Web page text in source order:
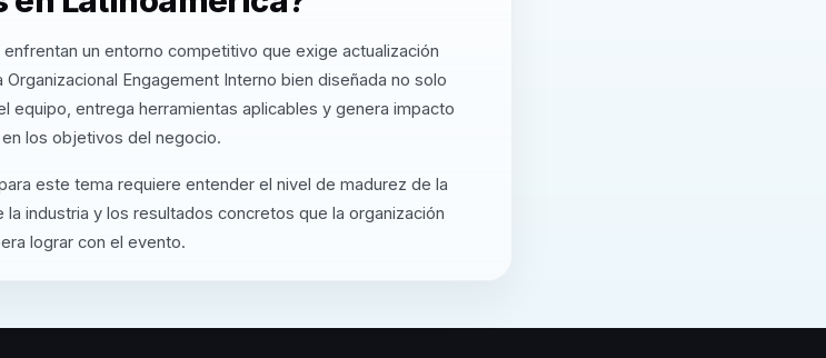
un entorno competitivo que exige actualización
Engagement Interno bien diseñada no solo
entrega herramientas aplicables y genera impacto
los objetivos del negocio.
este tema requiere entender el nivel de madurez de la
industria y los resultados concretos que la organización
lograr con el evento.